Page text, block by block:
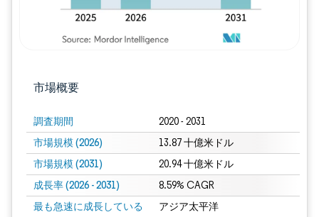
市場概要
調査期間 2020 - 2031
市場規模 (2026) 13.87 十億米ドル
市場規模 (2031) 20.94 十億米ドル
成長率 (2026 - 2031) 8.59% CAGR
最も急速に成長している
アジア太平洋